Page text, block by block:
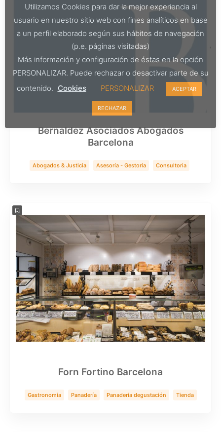
Bernaldez Asociados Abogados
Barcelona
Abogados & Justicia Asesoría - Gestoría
Consultoria
Forn Fortino Barcelona
Gastronomía Panadería Panadería degustación Tienda
Utilizamos Cookies para dar la mejor experiencia al
usuario en nuestro sitio web con fines analíticos en base
a un perfil elaborado según sus hábitos de navegación
(p.e. páginas visitadas)
Más información y configuración de éstas en la opción
PERSONALIZAR. Puede rechazar o desactivar parte de su
contenido. Cookies PERSONALIZAR ACEPTAR
RECHAZAR